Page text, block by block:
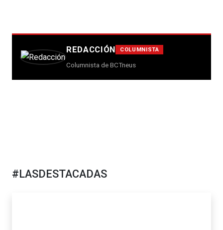
REDACCIÓN COLUMNISTA
Columnista de BCTneus
#LASDESTACADAS